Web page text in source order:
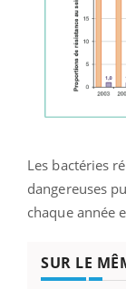
Les bactéries
dangereuses
chaque année
SUR LE